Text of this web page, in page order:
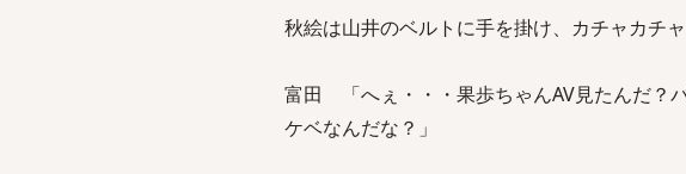
秋絵は山井のベルトに手を掛け、カチャカチ
富田 「へぇ・・・果歩ちゃんAV見たんだ？
ケベなんだな？」